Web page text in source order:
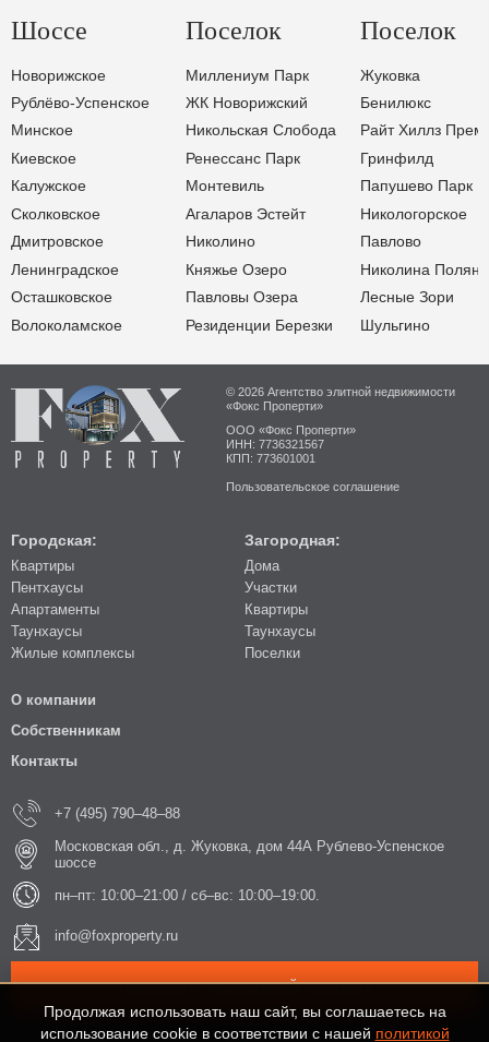
Шоссе
Новорижское
Рублёво-Успенское
Минское
Киевское
Калужское
Сколковское
Дмитровское
Ленинградское
Осташковское
Волоколамское
Поселок
Миллениум Парк
ЖК Новорижский
Никольская Слобода
Ренессанс Парк
Монтевиль
Агаларов Эстейт
Николино
Княжье Озеро
Павловы Озера
Резиденции Березки
Поселок
Жуковка
Бенилюкс
Райт Хиллз
Гринфилд
Папушево Парк
Никологорское
Павлово
Николина Поляна
Лесные Зори
Шульгино
© 2026 Агентство элитной недвижимости
«Фокс Проперти»
ООО «Фокс Проперти»
ИНН: 7736321567
КПП: 773601001
Пользовательское соглашение
Городская:
Квартиры
Пентхаусы
Апартаменты
Таунхаусы
Жилые комплексы
Загородная:
Дома
Участки
Квартиры
Таунхаусы
Поселки
О компании
Собственникам
Контакты
+7 (495) 790–48–88
Московская обл., д. Жуковка, дом 44А Рублево-Успенское
шоссе
пн–пт: 10:00–21:00 / сб–вс: 10:00–19:00.
info@foxproperty.ru
ЗАКАЗАТЬ ОБРАТНЫЙ ЗВОНОК
Продолжая использовать наш сайт, вы соглашаетесь на
использование cookie в соответствии с нашей политикой